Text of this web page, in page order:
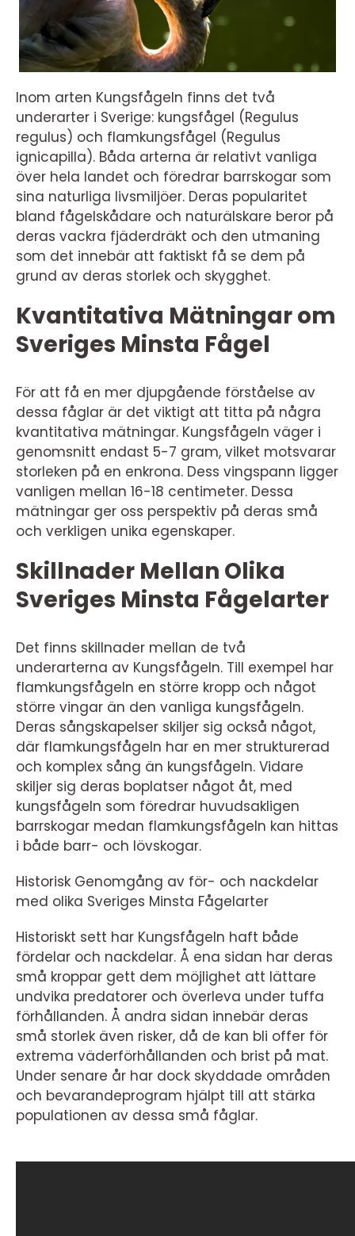
Inom arten Kungsfågeln finns det två
underarter i Sverige: kungsfågel (Regulus
regulus) och flamkungsfågel (Regulus
ignicapilla). Båda arterna är relativt vanliga
över hela landet och föredrar barrskogar som
sina naturliga livsmiljöer. Deras popularitet
bland fågelskådare och naturälskare beror på
deras vackra fjäderdräkt och den utmaning
som det innebär att faktiskt få se dem på
grund av deras storlek och skygghet.
Kvantitativa Mätningar om
Sveriges Minsta Fågel
För att få en mer djupgående förståelse av
dessa fåglar är det viktigt att titta på några
kvantitativa mätningar. Kungsfågeln väger i
genomsnitt endast 5-7 gram, vilket motsvarar
storleken på en enkrona. Dess vingspann ligger
vanligen mellan 16-18 centimeter. Dessa
mätningar ger oss perspektiv på deras små
och verkligen unika egenskaper.
Skillnader Mellan Olika
Sveriges Minsta Fågelarter
Det finns skillnader mellan de två
underarterna av Kungsfågeln. Till exempel har
flamkungsfågeln en större kropp och något
större vingar än den vanliga kungsfågeln.
Deras sångskapelser skiljer sig också något,
där flamkungsfågeln har en mer strukturerad
och komplex sång än kungsfågeln. Vidare
skiljer sig deras boplatser något åt, med
kungsfågeln som föredrar huvudsakligen
barrskogar medan flamkungsfågeln kan hittas
i både barr- och lövskogar.
Historisk Genomgång av för- och nackdelar
med olika Sveriges Minsta Fågelarter
Historiskt sett har Kungsfågeln haft både
fördelar och nackdelar. Å ena sidan har deras
små kroppar gett dem möjlighet att lättare
undvika predatorer och överleva under tuffa
förhållanden. Å andra sidan innebär deras
små storlek även risker, då de kan bli offer för
extrema väderförhållanden och brist på mat.
Under senare år har dock skyddade områden
och bevarandeprogram hjälpt till att stärka
populationen av dessa små fåglar.